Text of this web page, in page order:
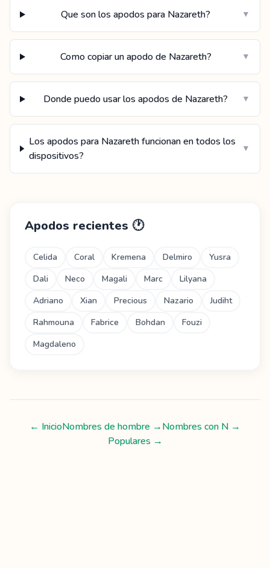
Que son los apodos para Nazareth? ▼
Como copiar un apodo de Nazareth? ▼
Donde puedo usar los apodos de Nazareth? ▼
Los apodos para Nazareth funcionan en todos los
dispositivos?
▼
Apodos recientes 🕐
Celida Coral Kremena Delmiro
Yusra
Dali
Neco Magali Marc
Lilyana
Adriano
Xian Precious Nazario
Judiht
Rahmouna
Fabrice Bohdan
Fouzi
Magdaleno
← InicioNombres de hombre →Nombres con N →
Populares →